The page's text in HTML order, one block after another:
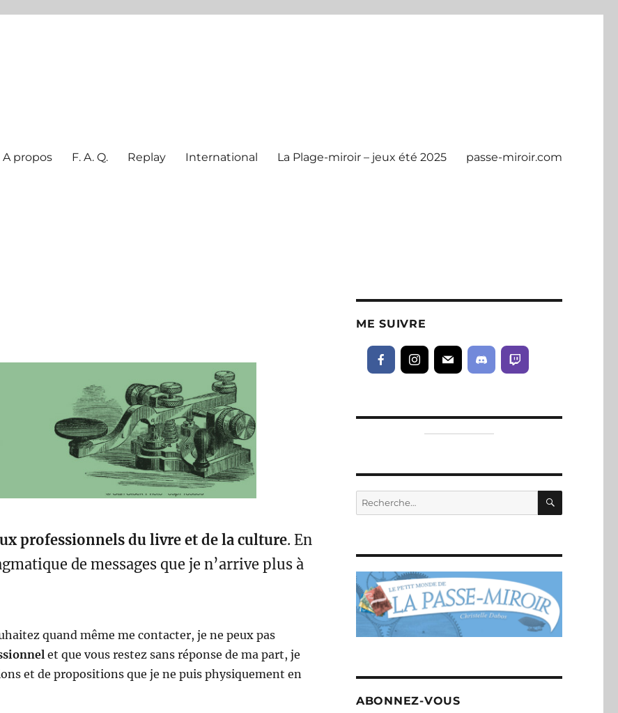
A propos F. A. Q. Replay International La Plage-miroir – jeux été 2025 passe-miroir.com
professionnels du livre et de la culture. En
de messages que je n’arrive plus à
quand même me contacter, je ne peux pas
et que vous restez sans réponse de ma part, je
et de propositions que je ne puis physiquement en
ME SUIVRE
Recherche
pour :
ABONNEZ-VOUS